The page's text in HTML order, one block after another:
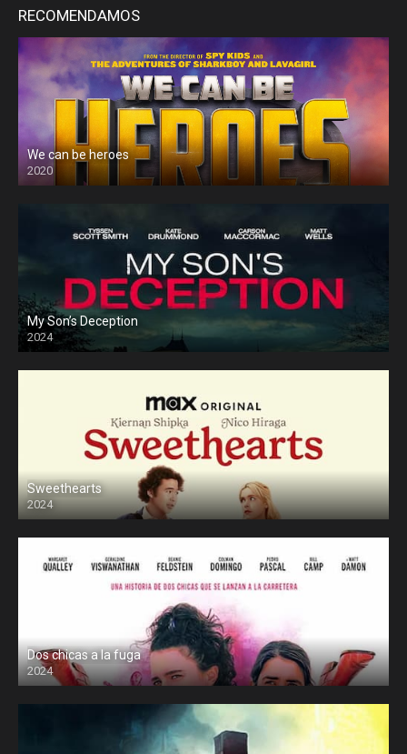
RECOMENDAMOS
We can be heroes
2020
My Son’s Deception
2024
Sweethearts
2024
Dos chicas a la fuga
2024